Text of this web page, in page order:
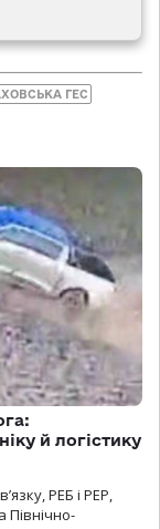
ГЕС
й логістику
РЕБ і РЕР,
Північно-